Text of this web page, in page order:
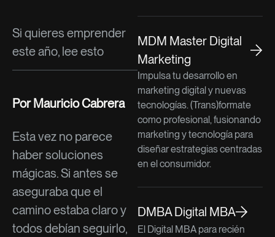
Si quieres emprender
este año, lee esto
Por Mauricio Cabrera
Esta vez no parece
haber soluciones
mágicas. Si antes se
aseguraba que el
camino estaba claro y
todos debían seguirlo,
MDM Master Digital
Marketing
Impulsa tu desarrollo en
marketing digital y nuevas
tecnologías. (Trans)formate
como profesional, fusionando
marketing y tecnología para
diseñar estrategias centradas
en el consumidor.
DMBA Digital MBA
El Digital MBA para recién